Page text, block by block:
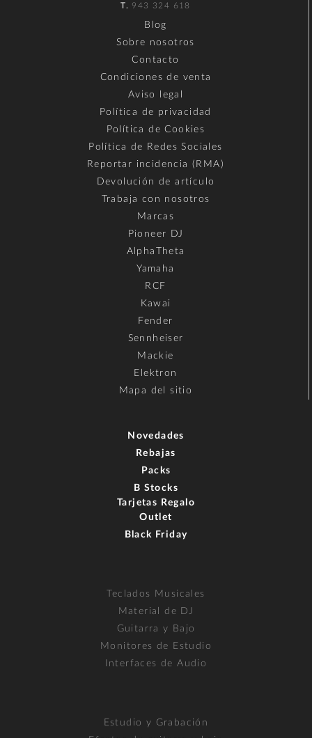
T. 943 324 618
Blog
Sobre nosotros
Contacto
Condiciones de venta
Aviso legal
Política de privacidad
Política de Cookies
Política de Redes Sociales
Reportar incidencia (RMA)
Devolución de artículo
Trabaja con nosotros
Marcas
Pioneer DJ
AlphaTheta
Yamaha
RCF
Kawai
Fender
Sennheiser
Mackie
Elektron
Mapa del sitio
Novedades
Rebajas
Packs
B Stocks
Tarjetas Regalo
Outlet
Black Friday
Teclados Musicales
Material de DJ
Guitarra y Bajo
Monitores de Estudio
Interfaces de Audio
Estudio y Grabación